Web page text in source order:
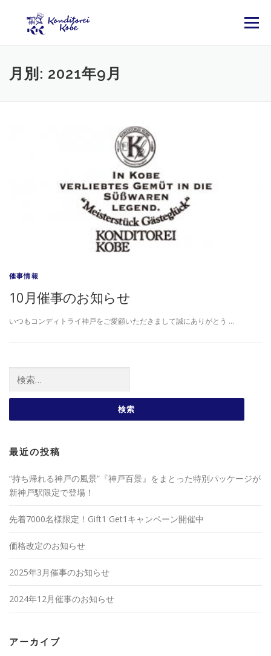
メニュー
月別: 2021年9月
催事情報
10月催事のお知らせ
いつもコンディトライ神戸をご愛顧いただきまして誠にありがとう …
最近の投稿
“持ち帰れる神戸の風景”『神戸百景』をまとった特別パッケージが
新神戸駅限定で登場！
先着7000名様限定！Gift1 Get1キャンペーン開催中
価格改定のお知らせ
2025年3月催事のお知らせ
2024年12月催事のお知らせ
アーカイブ